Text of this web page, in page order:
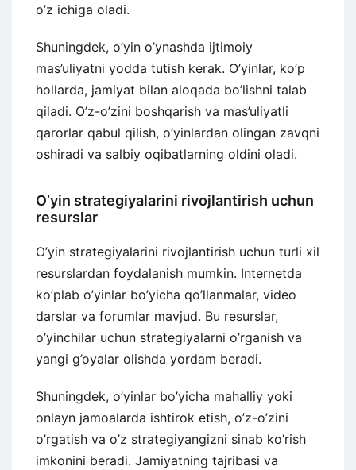
o’z ichiga oladi.
Shuningdek, o’yin o’ynashda ijtimoiy
mas’uliyatni yodda tutish kerak. O’yinlar, ko’p
hollarda, jamiyat bilan aloqada bo’lishni talab
qiladi. O’z-o’zini boshqarish va mas’uliyatli
qarorlar qabul qilish, o’yinlardan olingan zavqni
oshiradi va salbiy oqibatlarning oldini oladi.
O’yin strategiyalarini rivojlantirish uchun
resurslar
O’yin strategiyalarini rivojlantirish uchun turli xil
resurslardan foydalanish mumkin. Internetda
ko’plab o’yinlar bo’yicha qo’llanmalar, video
darslar va forumlar mavjud. Bu resurslar,
o’yinchilar uchun strategiyalarni o’rganish va
yangi g’oyalar olishda yordam beradi.
Shuningdek, o’yinlar bo’yicha mahalliy yoki
onlayn jamoalarda ishtirok etish, o’z-o’zini
o’rgatish va o’z strategiyangizni sinab ko’rish
imkonini beradi. Jamiyatning tajribasi va